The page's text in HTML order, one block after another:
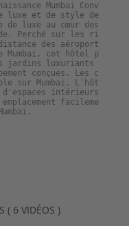
Mumbai Conv
luxe et de style de
luxe au cœur des
Perché sur les ri
des aéroport
Mumbai, cet hôtel p
jardins luxuriants
conçues. Les c
sur Mumbai. L'hôt
d'espaces intérieurs
facileme
( 6 VIDÉOS )